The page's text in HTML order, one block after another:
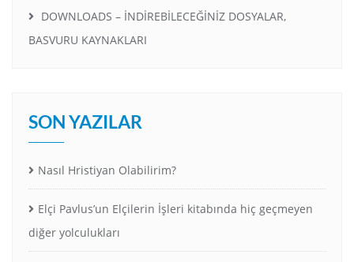
DOWNLOADS – İNDİREBİLECEĞİNİZ DOSYALAR,
BASVURU KAYNAKLARI
SON YAZILAR
Nasıl Hristiyan Olabilirim?
Elçi Pavlus’un Elçilerin İşleri kitabında hiç geçmeyen
diğer yolculukları